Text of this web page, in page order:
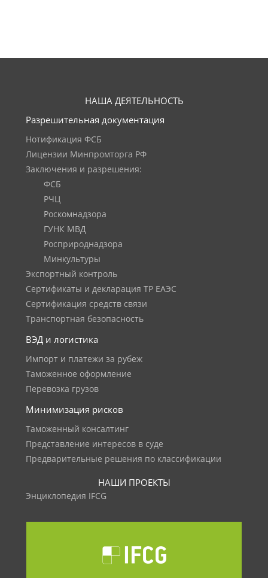
НАША ДЕЯТЕЛЬНОСТЬ
Разрешительная документация
Нотификация ФСБ
Лицензии Минпромторга РФ
Заключения и разрешения:
ФСБ
РЧЦ
Роскомнадзора
ГУНК МВД
Росприроднадзора
Минкультуры
Экспортный контроль
Сертификаты и декларация ТР ЕАЭС
Сертификация средств связи
Транспортная безопасность
ВЭД и логистика
Импорт и платежи за рубеж
Таможенное оформление
Перевозка грузов
Минимизация рисков
Таможенный консалтинг
Представление интересов в суде
Предварительные решения по классификации
НАШИ ПРОЕКТЫ
Энциклопедия IFCG